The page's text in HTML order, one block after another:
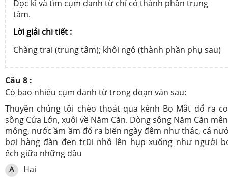
Đọc kĩ và tìm cụm danh từ chỉ có thành phần trung
tâm.
Lời giải chi tiết :
Chàng trai (trung tâm); khôi ngô (thành phần phụ sau)
Câu 8 :
Có bao nhiêu cụm danh từ trong đoạn văn sau:
Thuyền chúng tôi chèo thoát qua kênh Bọ Mắt đổ ra
sông Cửa Lớn, xuôi về Năm Căn. Dòng sông Năm Căn
mông, nước ầm ầm đổ ra biển ngày đêm như thác, cá
bơi hàng đàn đen trũi nhô lên hụp xuống như người
ếch giữa những đầu
A Hai